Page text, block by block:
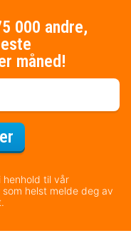
000 andre,
måned!
henhold til vår
som helst melde deg av